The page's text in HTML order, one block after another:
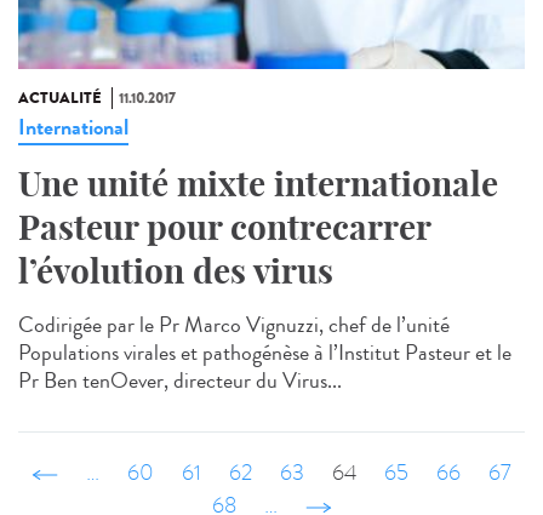
ACTUALITÉ 11.10.2017
International
Une unité mixte internationale
Pasteur pour contrecarrer
l’évolution des virus
Codirigée par le Pr Marco Vignuzzi, chef de l’unité
Populations virales et pathogénèse à l’Institut Pasteur et le
Pr Ben tenOever, directeur du Virus...
‹ précédent
… 60 61 62 63 64 65 66
67
68
… suivant ›